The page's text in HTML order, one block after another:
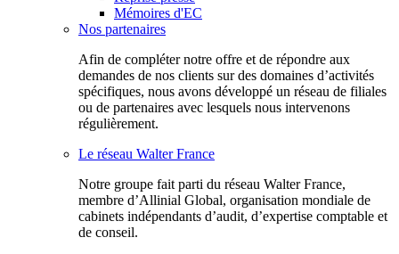
Mémoires d'EC
Nos partenaires
Afin de compléter notre offre et de répondre aux
demandes de nos clients sur des domaines d’activités
spécifiques, nous avons développé un réseau de filiales
ou de partenaires avec lesquels nous intervenons
régulièrement.
Le réseau Walter France
Notr​e groupe fait parti du réseau Walter France,
membre d’Allinial Global, organisation mondiale de
cabinets indépendants d’audit, d’expertise comptable et
de conseil.